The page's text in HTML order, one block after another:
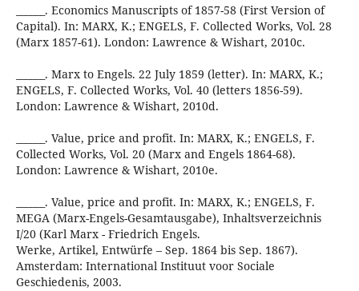
______. Economics Manuscripts of 1857-58 (First Version of
Capital). In: MARX, K.; ENGELS, F. Collected Works, Vol. 28
(Marx 1857-61). London: Lawrence & Wishart, 2010c.
______. Marx to Engels. 22 July 1859 (letter). In: MARX, K.;
ENGELS, F. Collected Works, Vol. 40 (letters 1856-59).
London: Lawrence & Wishart, 2010d.
______. Value, price and profit. In: MARX, K.; ENGELS, F.
Collected Works, Vol. 20 (Marx and Engels 1864-68).
London: Lawrence & Wishart, 2010e.
______. Value, price and profit. In: MARX, K.; ENGELS, F.
MEGA (Marx-Engels-Gesamtausgabe), Inhaltsverzeichnis
I/20 (Karl Marx - Friedrich Engels.
Werke, Artikel, Entwürfe – Sep. 1864 bis Sep. 1867).
Amsterdam: International Instituut voor Sociale
Geschiedenis, 2003.